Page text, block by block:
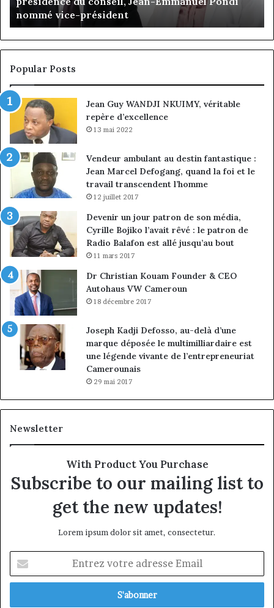
du
conseil,
Jean-
Emmanuel
Pondi
vice-
président
nommé vice-président
de
la
Popular Posts
Jean Guy WANDJI NKUIMY, véritable
repère d’excellence
13 mai 2022
Vendeur ambulant au destin fantastique :
Jean Marcel Defogang, quand la foi et le
travail transcendent l’homme
12 juillet 2017
Devenir un jour patron de son média,
Cyrille Bojiko l’avait rêvé : le patron de
Radio Balafon est allé jusqu’au bout
11 mars 2017
Dr Christian Kouam Founder & CEO
Autohaus VW Cameroun
18 décembre 2017
Joseph Kadji Defosso, au-delà d’une
marque déposée le multimilliardaire est
une légende vivante de l’entrepreneuriat
Camerounais
29 mai 2017
Newsletter
With Product You Purchase
Subscribe to our mailing list to
get the new updates!
Lorem ipsum dolor sit amet, consectetur.
votre
adresse